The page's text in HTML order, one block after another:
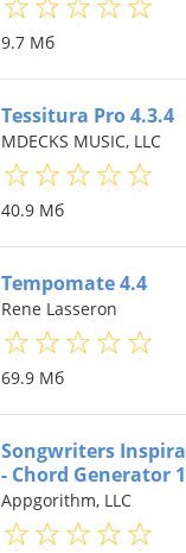
9.7 Мб
Tessitura Pro 4.3.4
MDECKS MUSIC, LLC
40.9 Мб
Tempomate 4.4
Rene Lasseron
69.9 Мб
Songwriters
- Chord Generator
Appgorithm, LLC